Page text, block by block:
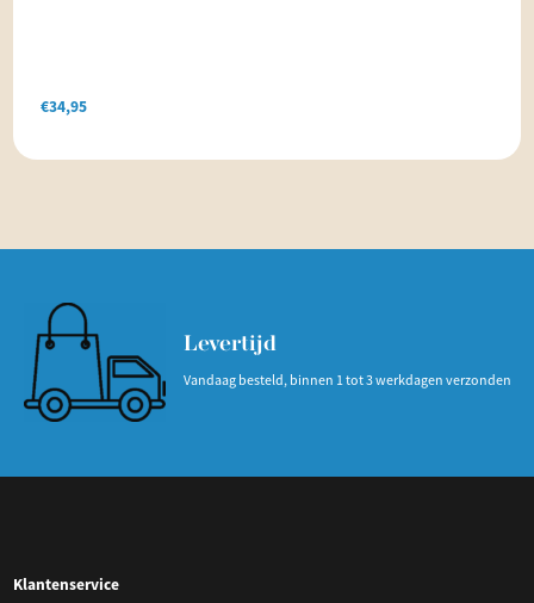
€34,95
Levertijd
Vandaag besteld, binnen 1 tot 3 werkdagen verzonden
Klantenservice